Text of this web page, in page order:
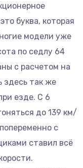
буква, которая
модели уже
по седлу 64
с расчетом на
здесь так же
езде. С 6
до 139 км/
с
ставил всё